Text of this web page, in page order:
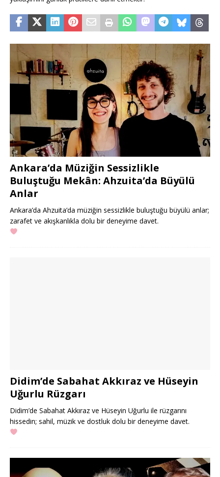
Ankara’da Müziğin Sessizlikle
Buluştuğu Mekân: Ahzuita’da Büyülü
Anlar
Ankara’da Ahzuita’da müziğin sessizlikle buluştuğu büyülü anlar;
zarafet ve akışkanlıkla dolu bir deneyime davet.
Didim’de Sabahat Akkıraz ve Hüseyin
Uğurlu Rüzgarı
Didim’de Sabahat Akkıraz ve Hüseyin Uğurlu ile rüzgarını
hissedin; sahil, müzik ve dostluk dolu bir deneyime davet.